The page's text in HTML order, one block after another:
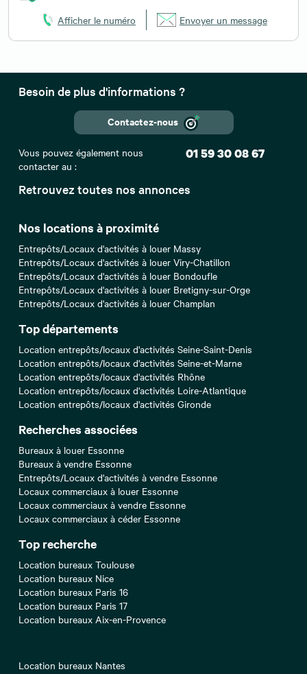
Afficher le numéro Envoyer un message
Retrouvez toutes nos annonces
Nos locations à proximité
Entrepôts/Locaux d'activités à louer Massy
Entrepôts/Locaux d'activités à louer Viry-Chatillon
Entrepôts/Locaux d'activités à louer Bondoufle
Entrepôts/Locaux d'activités à louer Bretigny-sur-Orge
Entrepôts/Locaux d'activités à louer Champlan
Top départements
Location entrepôts/locaux d'activités Seine-Saint-Denis
Location entrepôts/locaux d'activités Seine-et-Marne
Location entrepôts/locaux d'activités Rhône
Location entrepôts/locaux d'activités Loire-Atlantique
Location entrepôts/locaux d'activités Gironde
Recherches associées
Bureaux à louer Essonne
Bureaux à vendre Essonne
Entrepôts/Locaux d'activités à vendre Essonne
Locaux commerciaux à louer Essonne
Locaux commerciaux à vendre Essonne
Locaux commerciaux à céder Essonne
Top recherche
Location bureaux Toulouse
Location bureaux Nice
Location bureaux Paris 16
Location bureaux Paris 17
Location bureaux Aix-en-Provence
Location bureaux Nantes
Besoin de plus d'informations ?
Contactez-nous
Vous pouvez également nous
contacter au :
01 59 30 08 67